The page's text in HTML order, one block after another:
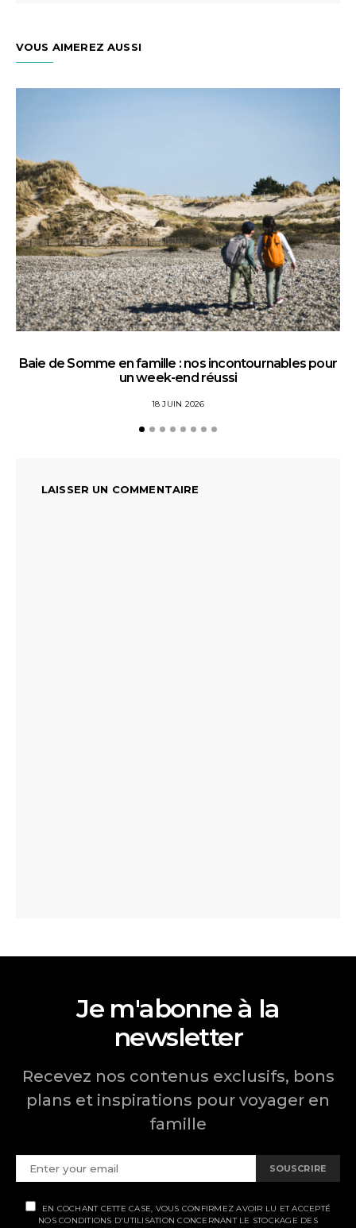
VOUS AIMEREZ AUSSI
Baie de Somme en famille : nos incontournables pour
un week-end réussi
18 JUIN 2026
LAISSER UN COMMENTAIRE
Je m'abonne à la
newsletter
Recevez nos contenus exclusifs, bons
plans et inspirations pour voyager en
famille
SOUSCRIRE
EN COCHANT CETTE CASE, VOUS CONFIRMEZ AVOIR LU ET ACCEPTÉ
NOS CONDITIONS D'UTILISATION CONCERNANT LE STOCKAGE DES